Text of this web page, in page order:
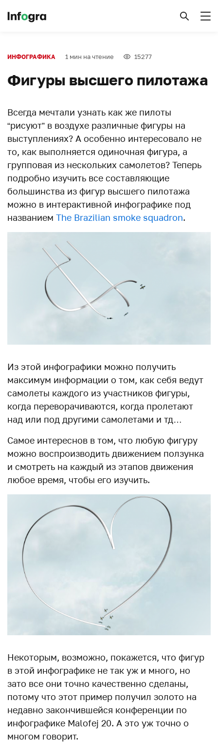
ИНФОГРАФИКА 1 мин на чтение 15277
Фигуры высшего пилотажа
Всегда мечтали узнать как же пилоты
“рисуют” в воздухе различные фигуры на
выступлениях? А особенно интересовало не
то, как выполняется одиночная фигура, а
групповая из нескольких самолетов? Теперь
подробно изучить все составляющие
большинства из фигур высшего пилотажа
можно в интерактивной инфографике под
названием The Brazilian smoke squadron.
Из этой инфографики можно получить
максимум информации о том, как себя ведут
самолеты каждого из участников фигуры,
когда переворачиваются, когда пролетают
над или под другими самолетами и тд…
Самое интереснов в том, что любую фигуру
можно воспроизводить движением ползунка
и смотреть на каждый из этапов движения
любое время, чтобы его изучить.
Некоторым, возможно, покажется, что фигур
в этой инфографике не так уж и много, но
зато все они точно качественно сделаны,
потому что этот пример получил золото на
недавно закончившейся конференции по
инфографике Malofej 20. А это уж точно о
многом говорит.